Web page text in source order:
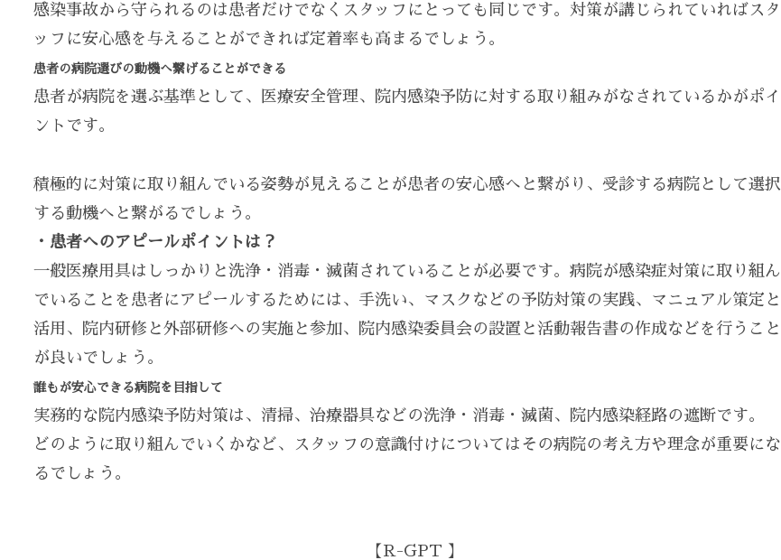
感染事故から守られるのは患者だけでなくスタッフにとっても同じです。対策が講じられていればスタ
ッフに安心感を与えることができれば定着率も高まるでしょう。
患者の病院選びの動機へ繋げることができる
患者が病院を選ぶ基準として、医療安全管理、院内感染予防に対する取り組みがなされているかがポイ
ントです。
積極的に対策に取り組んでいる姿勢が見えることが患者の安心感へと繋がり、受診する病院として選択
する動機へと繋がるでしょう。
・患者へのアピールポイントは？
一般医療用具はしっかりと洗浄・消毒・滅菌されていることが必要です。病院が感染症対策に取り組ん
でいることを患者にアピールするためには、手洗い、マスクなどの予防対策の実践、マニュアル策定と
活用、院内研修と外部研修への実施と参加、院内感染委員会の設置と活動報告書の作成などを行うこと
が良いでしょう。
誰もが安心できる病院を目指して
実務的な院内感染予防対策は、清掃、治療器具などの洗浄・消毒・滅菌、院内感染経路の遮断です。
どのように取り組んでいくかなど、スタッフの意識付けについてはその病院の考え方や理念が重要にな
るでしょう。
【R-GPT 】